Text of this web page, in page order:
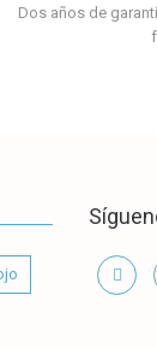
Dos años de